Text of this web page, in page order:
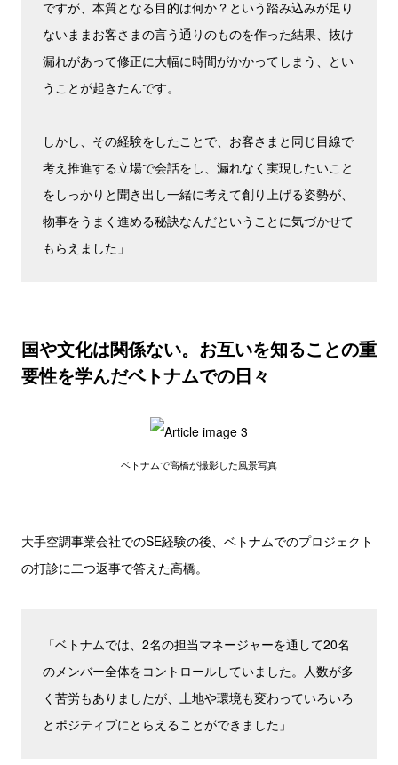
ですが、本質となる目的は何か？という踏み込みが足り
ないままお客さまの言う通りのものを作った結果、抜け
漏れがあって修正に大幅に時間がかかってしまう、とい
うことが起きたんです。
しかし、その経験をしたことで、お客さまと同じ目線で
考え推進する立場で会話をし、漏れなく実現したいこと
をしっかりと聞き出し一緒に考えて創り上げる姿勢が、
物事をうまく進める秘訣なんだということに気づかせて
もらえました」
国や文化は関係ない。お互いを知ることの重
要性を学んだベトナムでの日々
ベトナムで高橋が撮影した風景写真
大手空調事業会社でのSE経験の後、ベトナムでのプロジェクト
の打診に二つ返事で答えた高橋。
「ベトナムでは、2名の担当マネージャーを通して20名
のメンバー全体をコントロールしていました。人数が多
く苦労もありましたが、土地や環境も変わっていろいろ
とポジティブにとらえることができました」